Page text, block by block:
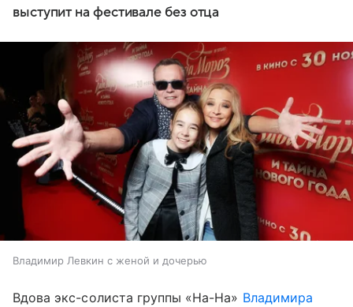
выступит на фестивале без отца
Владимир Левкин с женой и дочерью
Вдова экс-солиста группы «На-На» Владимира